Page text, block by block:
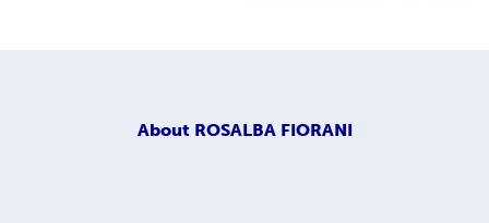
About ROSALBA FIORANI